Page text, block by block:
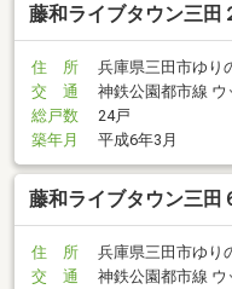
藤和ライブタウン三田
住 所
兵庫県三田市ゆり
交 通
神鉄公園都市線
総戸数
24戸
築年月
平成6年3月
藤和ライブタウン三田
住 所
兵庫県三田市ゆり
交 通
神鉄公園都市線